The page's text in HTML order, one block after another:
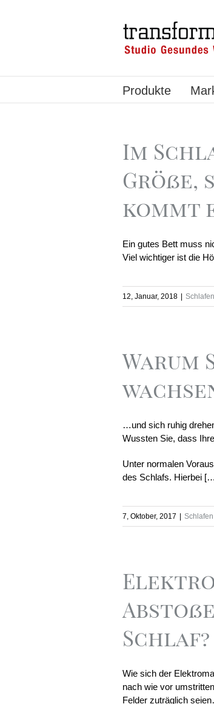
Produkte
Im
Größe,
kommt
Ein gutes Bett muss
Viel wichtiger ist die
12, Januar, 2018 Schlafen
Warum
…und sich ruhig
Wussten Sie, dass
Unter normalen
des Schlafs. Hierbei
7, Oktober, 2017 Schlafen
Schlaf?
Wie sich der
nach wie vor
Felder zuträglich